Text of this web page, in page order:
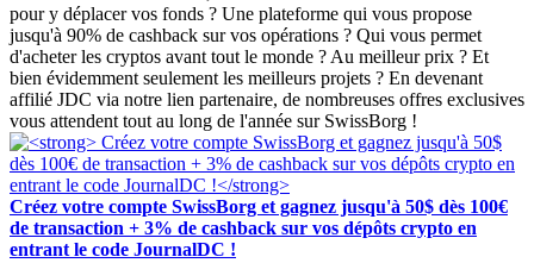
pour y déplacer vos fonds ? Une plateforme qui vous propose
jusqu'à 90% de cashback sur vos opérations ? Qui vous permet
d'acheter les cryptos avant tout le monde ? Au meilleur prix ? Et
bien évidemment seulement les meilleurs projets ? En devenant
affilié JDC via notre lien partenaire, de nombreuses offres exclusives
vous attendent tout au long de l'année sur SwissBorg !
Créez votre compte SwissBorg et gagnez jusqu'à 50$ dès 100€
de transaction + 3% de cashback sur vos dépôts crypto en
entrant le code JournalDC !